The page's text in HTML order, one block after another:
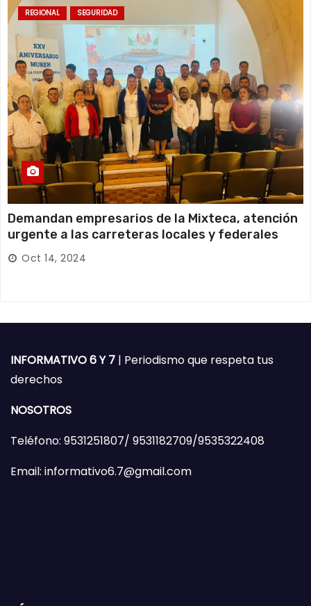
REGIONAL SEGURIDAD
Demandan empresarios de la Mixteca, atención
urgente a las carreteras locales y federales
Oct 14, 2024
INFORMATIVO 6 Y 7 | Periodismo que respeta tus
derechos
NOSOTROS
Teléfono: 9531251807/ 9531182709/9535322408
Email: informativo6.7@gmail.com